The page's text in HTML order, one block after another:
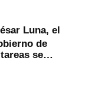
Luna, el
de
se